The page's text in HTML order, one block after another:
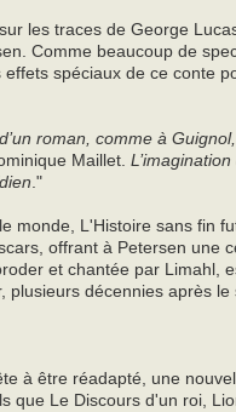
les traces de George
Comme beaucoup de
spéciaux de ce conte
roman, comme à
Maillet.
."
monde, L'Histoire sans fin
offrant à Petersen une
et chantée par
plusieurs décennies après le
à être réadapté, une
que Le Discours d'un roi,